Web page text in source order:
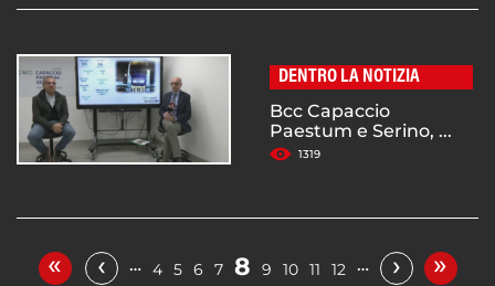
DENTRO LA NOTIZIA
Bcc Capaccio
Paestum e Serino, ...
1319
« ‹ … 4 5 6 7 8 9 10 11 12 … › »